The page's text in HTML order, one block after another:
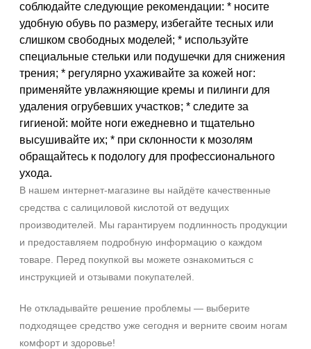
соблюдайте следующие рекомендации: * носите
удобную обувь по размеру, избегайте тесных или
слишком свободных моделей; * используйте
специальные стельки или подушечки для снижения
трения; * регулярно ухаживайте за кожей ног:
применяйте увлажняющие кремы и пилинги для
удаления огрубевших участков; * следите за
гигиеной: мойте ноги ежедневно и тщательно
высушивайте их; * при склонности к мозолям
обращайтесь к подологу для профессионального
ухода.
В нашем интернет‑магазине вы найдёте качественные
средства с салициловой кислотой от ведущих
производителей. Мы гарантируем подлинность продукции
и предоставляем подробную информацию о каждом
товаре. Перед покупкой вы можете ознакомиться с
инструкцией и отзывами покупателей.
Не откладывайте решение проблемы — выберите
подходящее средство уже сегодня и верните своим ногам
комфорт и здоровье!